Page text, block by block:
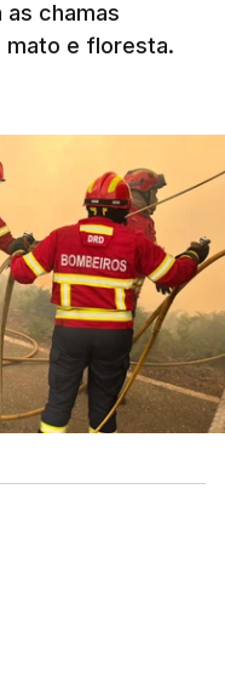
as chamas
mato e floresta.